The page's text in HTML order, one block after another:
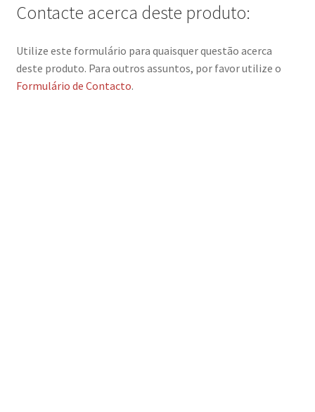
Contacte acerca deste produto:
Utilize este formulário para quaisquer questão acerca
deste produto. Para outros assuntos, por favor utilize o
Formulário de Contacto.